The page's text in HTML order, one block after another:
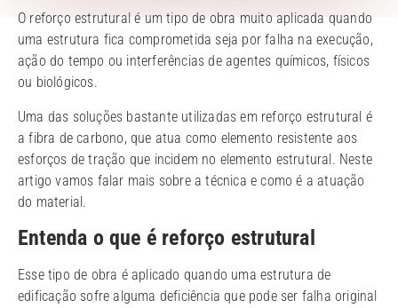
O reforço estrutural é um tipo de obra muito aplicada quando
uma estrutura fica comprometida seja por falha na execução,
ação do tempo ou interferências de agentes químicos, físicos
ou biológicos.
Uma das soluções bastante utilizadas em reforço estrutural é
a fibra de carbono, que atua como elemento resistente aos
esforços de tração que incidem no elemento estrutural. Neste
artigo vamos falar mais sobre a técnica e como é a atuação
do material.
Entenda o que é reforço estrutural
Esse tipo de obra é aplicado quando uma estrutura de
edificação sofre alguma deficiência que pode ser falha original